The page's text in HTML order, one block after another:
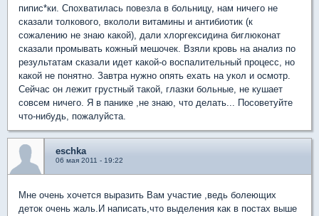
пипис*ки. Спохватилась повезла в больницу, нам ничего не
сказали толкового, вкололи витамины и антибиотик (к
сожалению не знаю какой), дали хлоргексидина биглюконат
сказали промывать кожный мешочек. Взяли кровь на анализ по
результатам сказали идет какой-о воспалительный процесс, но
какой не понятно. Завтра нужно опять ехать на укол и осмотр.
Сейчас он лежит грустный такой, глазки больные, не кушает
совсем ничего. Я в панике ,не знаю, что делать... Посоветуйте
что-нибудь, пожалуйста.
eschka
06 мая 2011 - 19:22
Мне очень хочется выразить Вам участие ,ведь болеющих
деток очень жаль.И написать,что выделения как в постах выше